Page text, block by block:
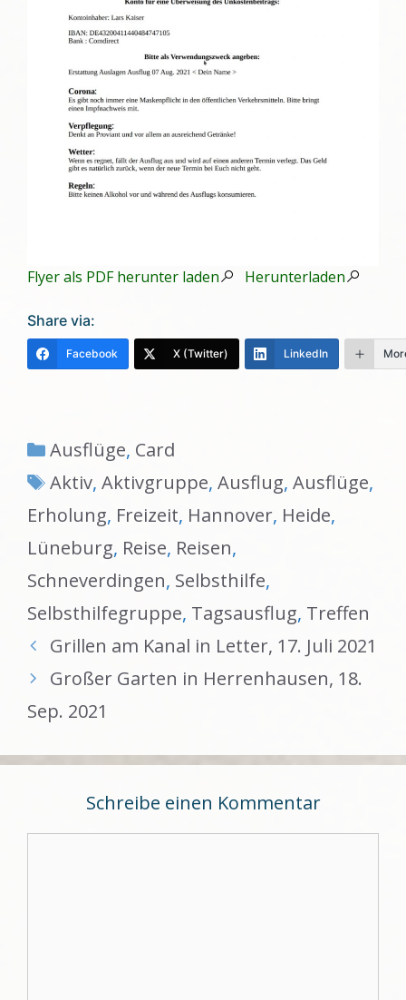
Flyer als PDF herunter laden Herunterladen
Share via:
Facebook X (Twitter) LinkedIn
Kategorien
Ausflüge, Card
Schlagwörter
Aktiv, Aktivgruppe, Ausflug, Ausflüge,
Erholung, Freizeit, Hannover, Heide,
Lüneburg, Reise, Reisen,
Schneverdingen, Selbsthilfe,
Selbsthilfegruppe, Tagsausflug, Treffen
Grillen am Kanal in Letter, 17. Juli 2021
Großer Garten in Herrenhausen, 18.
Sep. 2021
Schreibe einen Kommentar